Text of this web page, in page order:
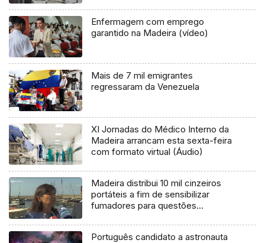
Enfermagem com emprego
garantido na Madeira (vídeo)
Mais de 7 mil emigrantes
regressaram da Venezuela
XI Jornadas do Médico Interno da
Madeira arrancam esta sexta-feira
com formato virtual (Áudio)
Madeira distribui 10 mil cinzeiros
portáteis a fim de sensibilizar
fumadores para questões
Português candidato a astronauta